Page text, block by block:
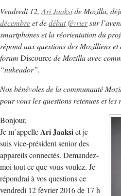
Vendredi 12,Ari Jaakside Mozilla,
décembreet dedébut févriersur
smartphones et la réorientation du
répond aux questions des Mozilliens
forum Discourcede Mozilla avec
“nukeador”.
Nos bénévoles de la communauté
pour vous les questions retenues et les
Bonjour,
Je m’appelleAri Jaaksiet je
suis vice-président senior des
appareils connectés. Demandez-
moi tout ce que vous voulez. Je
répondrai à vos questions ce
vendredi 12 février 2016 de 17 h